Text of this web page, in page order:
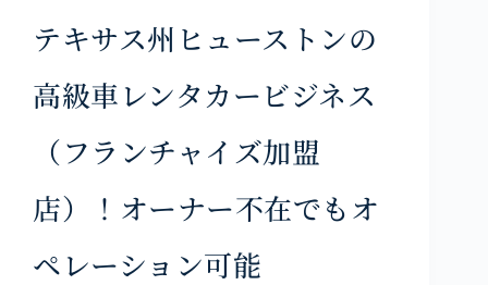
テキサス州ヒューストンの
高級車レンタカービジネス
（フランチャイズ加盟
店）！オーナー不在でもオ
ペレーション可能